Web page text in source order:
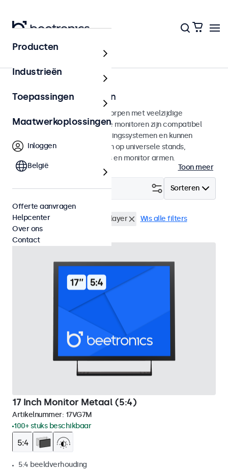
Home
100mm VESA monitoren
100mm VESA monitoren ontworpen met veelzijdige
montagemogelijkheden. Deze monitoren zijn compatibel
met standaard VESA-bevestigingssystemen en kunnen
daarmee aangesloten worden op universele stands,
plafondhouders, muurbeugels en monitor armen.
Toon meer
Sorteren
Filter (9)
VESA 100 x 100 USB mediaplayer Wis alle filters
17 Inch Monitor Metaal (5:4)
Artikelnummer: 17VG7M
100+ stuks beschikbaar
5:4 beeldverhouding
Producten
Industrieën
Toepassingen
Maatwerkoplossingen
Inloggen
België
Offerte aanvragen
Helpcenter
Over ons
Contact